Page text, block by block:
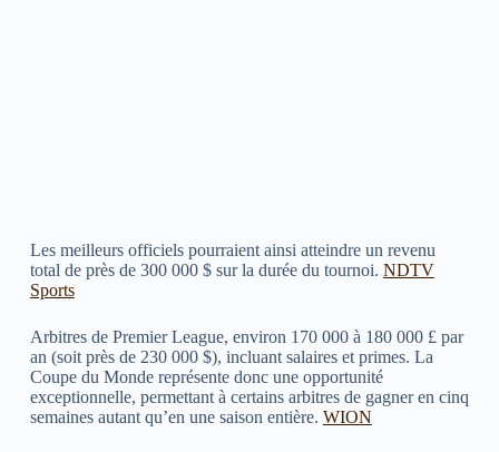
Les meilleurs officiels pourraient ainsi atteindre un revenu
total de près de 300 000 $ sur la durée du tournoi. NDTV
Sports
Arbitres de Premier League, environ 170 000 à 180 000 £ par
an (soit près de 230 000 $), incluant salaires et primes. La
Coupe du Monde représente donc une opportunité
exceptionnelle, permettant à certains arbitres de gagner en cinq
semaines autant qu’en une saison entière. WION